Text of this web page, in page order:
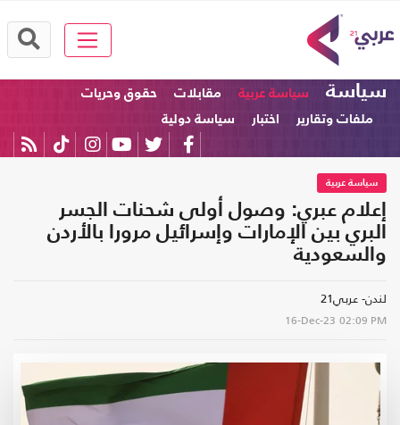
سياسة سياسة عربية مقابلات
حقوق وحريات
ملفات وتقارير
اختبار سياسة دولية
سياسة عربية
إعلام عبري: وصول أولى شحنات الجسر
البري بين الإمارات وإسرائيل مرورا بالأردن
والسعودية
لندن- عربي21
16-Dec-23 02:09 PM